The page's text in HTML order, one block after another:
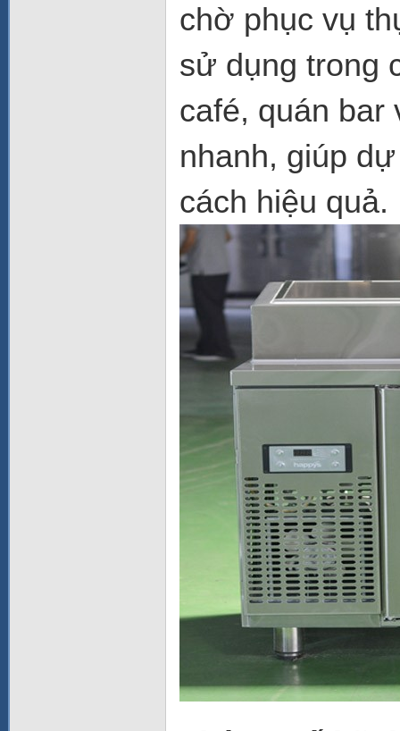
chờ phục vụ
sử dụng trong
café, quán
nhanh, giúp
cách hiệu quả.